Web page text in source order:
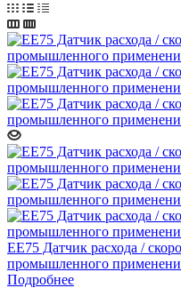
EE75 Датчик расхода /
промышленного
Подробнее